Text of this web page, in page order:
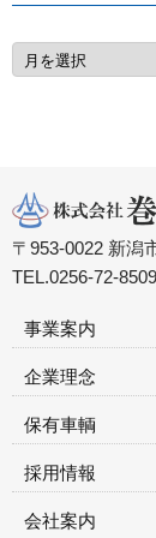
〒953-0022 新潟
TEL.0256-72-
事業案内
企業理念
保有車輌
採用情報
会社案内